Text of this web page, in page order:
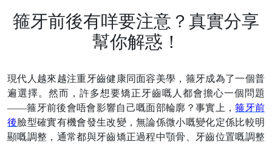
箍牙前後有咩要注意？真實分享
幫你解惑！
現代人越來越注重牙齒健康同面容美學，箍牙成為了一個普
遍選擇。然而，許多想要矯正牙齒嘅人都會擔心一個問題
——箍牙前後會唔會影響自己嘅面部輪廓？事實上，箍牙前
後臉型確實有機會發生改變，無論係微小嘅變化定係比較明
顯嘅調整，通常都與牙齒矯正過程中顎骨、牙齒位置嘅調整